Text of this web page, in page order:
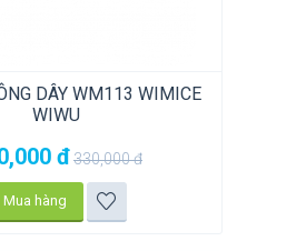
DÂY WM113 WIMICE
WIWU
đ330,000đ
Mua hàng